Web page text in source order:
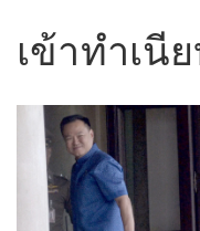
เข้าทำเนี